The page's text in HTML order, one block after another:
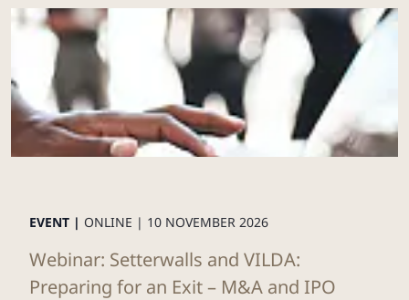
EVENT | ONLINE | 10 NOVEMBER 2026
Webinar: Setterwalls and VILDA:
Preparing for an Exit – M&A and IPO